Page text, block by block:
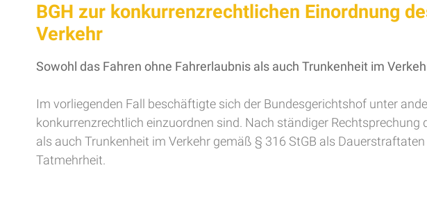
BGH zur konkurrenzrechtlichen Einordnung
Verkehr
Sowohl das Fahren ohne Fahrerlaubnis als auch Trunkenheit im
Im vorliegenden Fall beschäftigte sich der Bundesgerichtshof unter
konkurrenzrechtlich einzuordnen sind. Nach ständiger
als auch Trunkenheit im Verkehr gemäß § 316 StGB als
Tatmehrheit.